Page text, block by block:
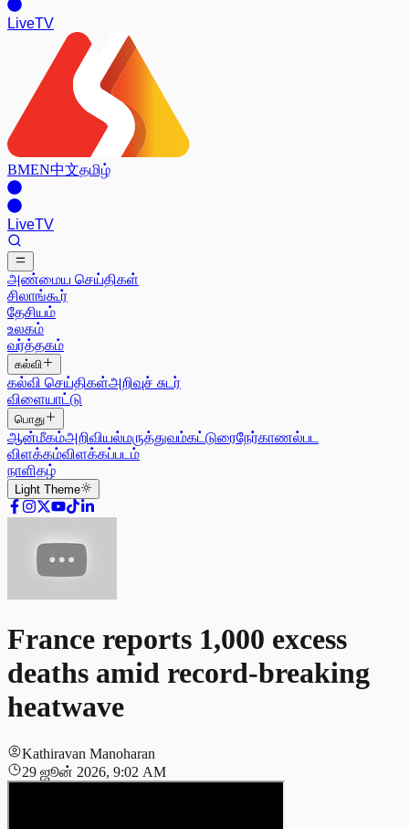
LiveTV
BMEN中文தமிழ்
LiveTV
அண்மைய செய்திகள்
சிலாங்கூர்
தேசியம்
உலகம்
வர்த்தகம்
கல்வி
கல்வி செய்திகள்அறிவுச் சுடர்
விளையாட்டு
பொது
ஆன்மீகம்அறிவியல்மருத்துவம்கட்டுரைநேர்காணல்பட
விளக்கம்விளக்கப்படம்
நாளிதழ்
Light Theme
France reports 1,000 excess
deaths amid record-breaking
heatwave
Kathiravan Manoharan
29 ஜூன் 2026, 9:02 AM